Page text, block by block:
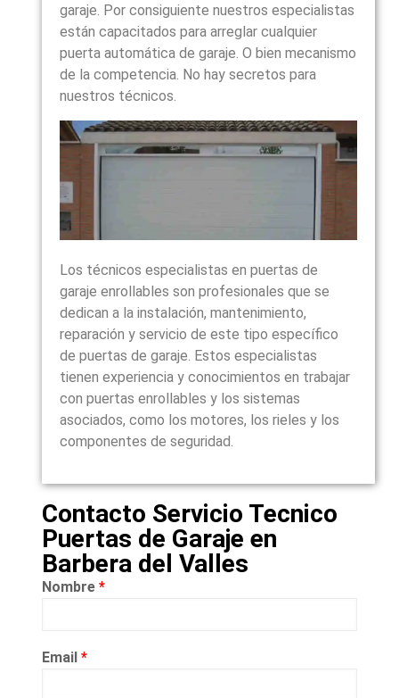
garaje. Por consiguiente nuestros especialistas
están capacitados para arreglar cualquier
puerta automática de garaje. O bien mecanismo
de la competencia. No hay secretos para
nuestros técnicos.
Los técnicos especialistas en puertas de
garaje enrollables son profesionales que se
dedican a la instalación, mantenimiento,
reparación y servicio de este tipo específico
de puertas de garaje. Estos especialistas
tienen experiencia y conocimientos en trabajar
con puertas enrollables y los sistemas
asociados, como los motores, los rieles y los
componentes de seguridad.
Contacto Servicio Tecnico
Puertas de Garaje en
Barbera del Valles
Nombre*
Email*